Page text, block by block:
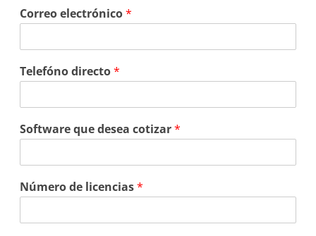
Correo electrónico*
Telefóno directo*
Software que desea cotizar*
Número de licencias*